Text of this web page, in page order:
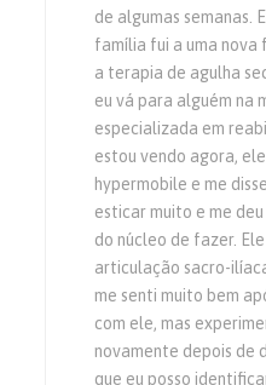
de algumas semanas.
família fui a uma nova
a terapia de agulha
eu vá para alguém na
especializada em
estou vendo agora,
hypermobile e me
esticar muito e me
do núcleo de fazer.
articulação sacro-
me senti muito bem
com ele, mas
novamente depois de
que eu posso